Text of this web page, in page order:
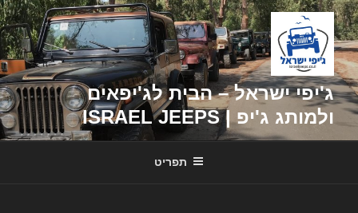
דילוג
לתוכן
ג'יפי ישראל – הבית לג'יפאים
ולמותג ג'יפ | ISRAEL JEEPS
תפריט